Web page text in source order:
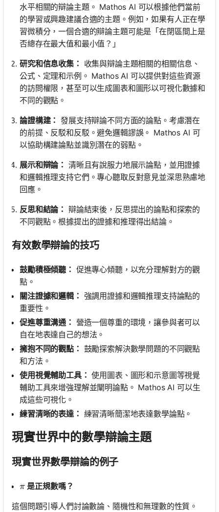
水平相關的辯論主題。 Mathos AI 可以根據他們當前
的學習或興趣建議合適的主題。例如，如果有人正在學
習微積分，一個合適的辯論主題可能是「在閉區間上是
否總存在最大值和最小值？」
研究和信息收集： 收集與辯論主題相關的相關信息、
公式、定理和示例。 Mathos AI 可以提供對這些資源
的訪問權限，甚至可以生成圖表和圖形以可視化數據和
不同的觀點。
論證構建： 發展支持辯論不同方面的論點。考慮潛在
的前提、反駁和反駁。避免邏輯謬誤。 Mathos AI 可
以協助構建論點並識別潛在的弱點。
展示和辯論： 清晰且有說服力地展示論點，並用證據
和邏輯推理支持它們。專心聽取反對意見並深思熟慮地
回應。
反思和結論： 辯論結束後，反思提出的論點和探索的
不同觀點。根據提出的證據和推理得出結論。
有效數學辯論的技巧
鼓勵積極傾聽： 促進專心傾聽，以充分理解對方的觀
點。
關注證據和邏輯： 強調用證據和邏輯推理支持論點的
重要性。
促進尊重溝通： 營造一個尊重的環境，讓參與者可以
自在地表達自己的想法。
擁抱不同的觀點： 鼓勵探索解決數學問題的不同觀點
和方法。
使用視覺輔助工具： 使用圖表、圖形和示意圖等視覺
輔助工具來增強理解並闡明論點。 Mathos AI 可以生
成這些可視化。
練習清晰的表達： 練習清晰簡潔地表達數學論點。
現實世界中的數學辯論主題
現實世界數學辯論的例子
\pi
π 是正規數嗎？
這個問題引導人們討論數論、隨機性和無理數的性質。